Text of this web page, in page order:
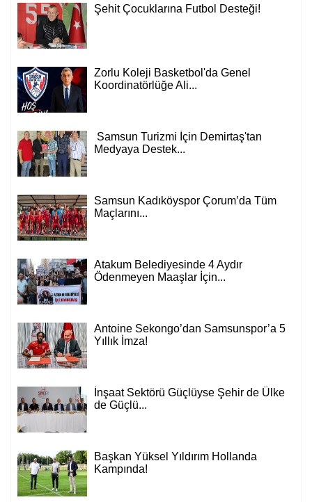
Şehit Çocuklarına Futbol Desteği!
Zorlu Koleji Basketbol'da Genel
Koordinatörlüğe Ali...
Samsun Turizmi İçin Demirtaş'tan
Medyaya Destek...
Samsun Kadıköyspor Çorum’da Tüm
Maçlarını...
Atakum Belediyesinde 4 Aydır
Ödenmeyen Maaşlar İçin...
Antoine Sekongo’dan Samsunspor’a 5
Yıllık İmza!
İnşaat Sektörü Güçlüyse Şehir de Ülke
de Güçlü...
Başkan Yüksel Yıldırım Hollanda
Kampında!